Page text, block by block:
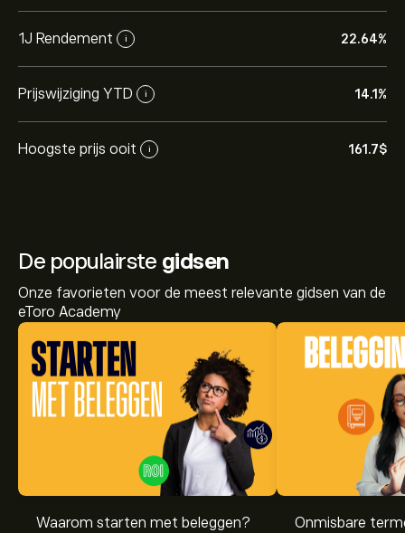
1J Rendement i 22.64%
Prijswijziging YTD i 14.1%
Hoogste prijs ooit i 161.7‎$‎
De populairste gidsen
Onze favorieten voor de meest relevante gidsen van de
eToro Academy
Waarom starten met beleggen?
Onmisbare